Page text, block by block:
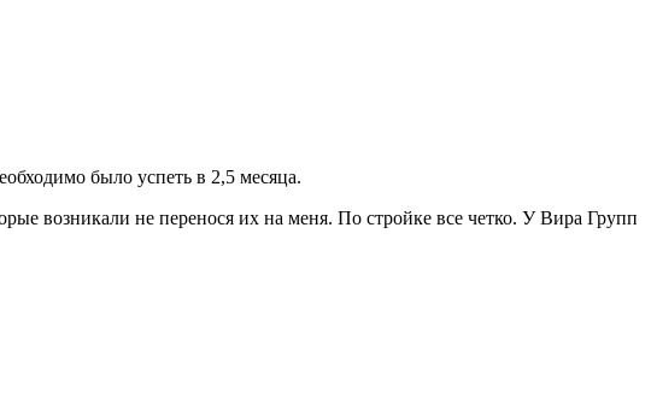
было успеть в 2,5 месяца.
возникали не перенося их на меня. По стройке все четко. У Вира Групп